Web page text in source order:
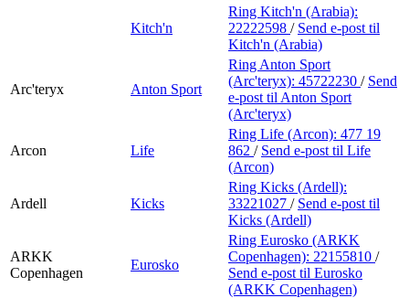
Kitch'n
Ring Kitch'n (Arabia):
22222598 / Send e-post til
Kitch'n (Arabia)
Arc'teryx Anton Sport
Ring Anton Sport
(Arc'teryx): 45722230 / Send
e-post til Anton Sport
(Arc'teryx)
Arcon Life
Ring Life (Arcon): 477 19
862 / Send e-post til Life
(Arcon)
Ardell Kicks
Ring Kicks (Ardell):
33221027 / Send e-post til
Kicks (Ardell)
ARKK
Copenhagen
Eurosko
Ring Eurosko (ARKK
Copenhagen): 22155810 /
Send e-post til Eurosko
(ARKK Copenhagen)